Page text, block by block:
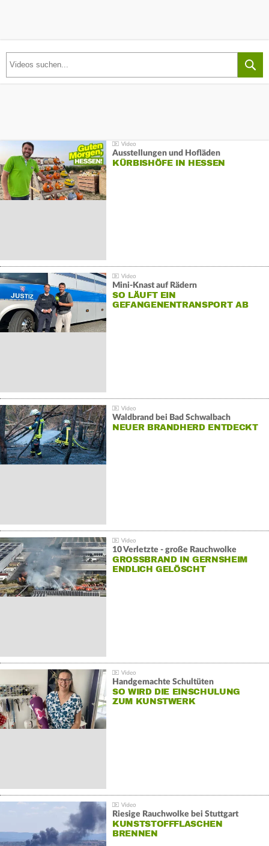
Ausstellungen und Hofläden
KÜRBISHÖFE IN HESSEN
Mini-Knast auf Rädern
SO LÄUFT EIN
GEFANGENENTRANSPORT AB
Waldbrand bei Bad Schwalbach
NEUER BRANDHERD ENTDECKT
10 Verletzte - große Rauchwolke
GROSSBRAND IN GERNSHEIM E
NDLICH GELÖSCHT
Handgemachte Schultüten
SO WIRD DIE EINSCHULUNG
ZUM KUNSTWERK
Riesige Rauchwolke bei Stuttgart
KUNSTSTOFFFLASCHEN
BRENNEN